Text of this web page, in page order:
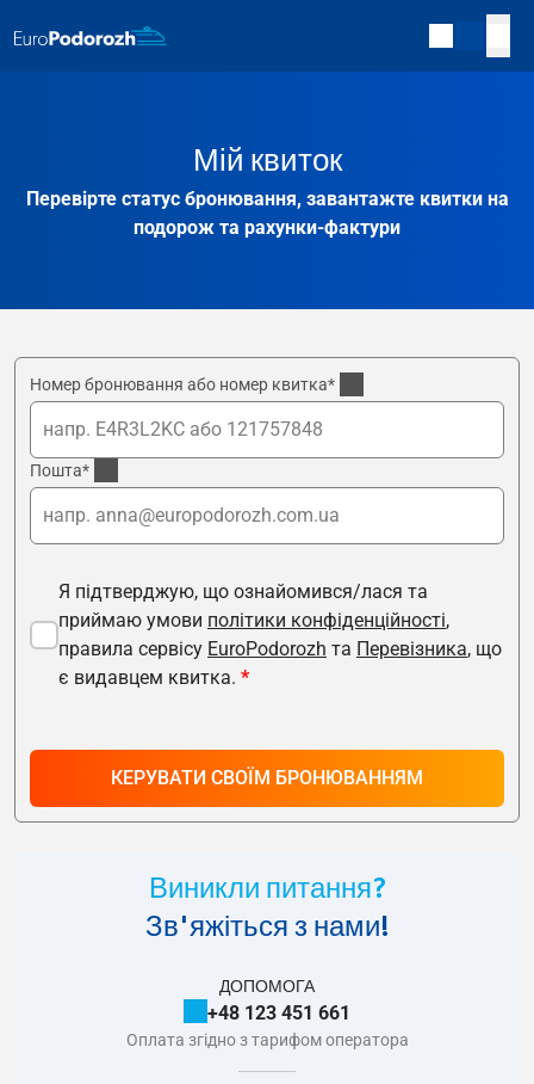
Мій квиток
Перевірте статус бронювання, завантажте квитки на
подорож та рахунки-фактури
Номер бронювання або номер квитка*
Пошта*
Я підтверджую, що ознайомився/лася та
приймаю умови політики конфіденційності,
правила сервісу EuroPodorozh та Перевізника, що
є видавцем квитка. *
КЕРУВАТИ СВОЇМ БРОНЮВАННЯМ
Виникли питання?
Зв'яжіться з нами!
ДОПОМОГА
+48 123 451 661
Оплата згідно з тарифом оператора